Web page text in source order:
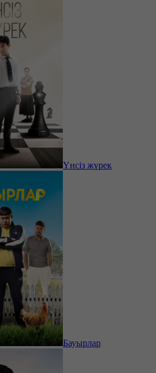
Үнсіз жүрек
Бауырлар